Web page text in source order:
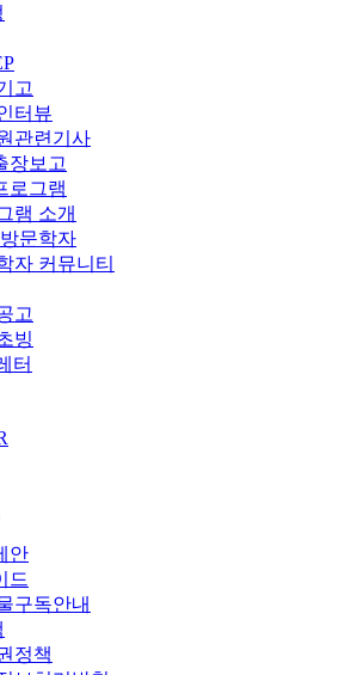
고
터뷰
관련기사
장보고
로그램
램 소개
문학자
자 커뮤니티
고
빙
터
안
드
구독안내
정책